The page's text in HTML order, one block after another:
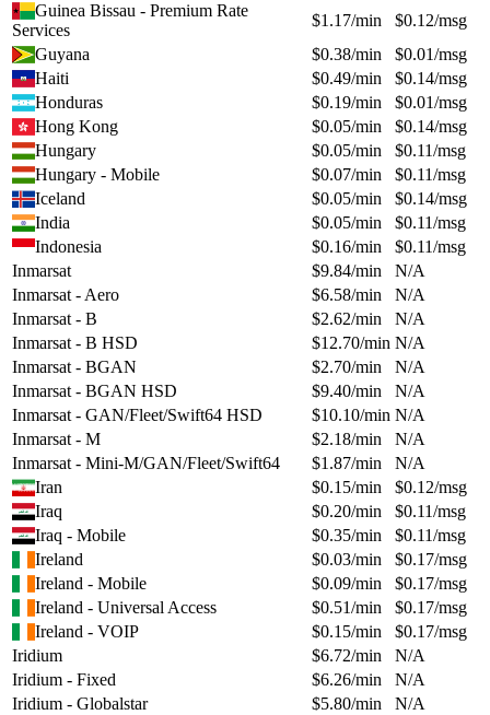
Guinea Bissau - Premium Rate
Services
$1.17/min $0.12/msg
Guyana
$0.38/min $0.01/msg
Haiti
$0.49/min $0.14/msg
Honduras
$0.19/min $0.01/msg
Hong Kong
$0.05/min $0.14/msg
Hungary
$0.05/min $0.11/msg
Hungary - Mobile
$0.07/min $0.11/msg
Iceland
$0.05/min $0.14/msg
India
$0.05/min $0.11/msg
Indonesia
$0.16/min $0.11/msg
Inmarsat
$9.84/min
N/A
Inmarsat - Aero
$6.58/min
N/A
Inmarsat - B
$2.62/min
N/A
Inmarsat - B HSD
$12.70/min N/A
Inmarsat - BGAN
$2.70/min
N/A
Inmarsat - BGAN HSD
$9.40/min
N/A
Inmarsat - GAN/Fleet/Swift64 HSD
$10.10/min N/A
Inmarsat - M
$2.18/min
N/A
Inmarsat - Mini-M/GAN/Fleet/Swift64
$1.87/min
N/A
Iran
$0.15/min $0.12/msg
Iraq
$0.20/min $0.11/msg
Iraq - Mobile
$0.35/min $0.11/msg
Ireland
$0.03/min $0.17/msg
Ireland - Mobile
$0.09/min $0.17/msg
Ireland - Universal Access
$0.51/min $0.17/msg
Ireland - VOIP
$0.15/min $0.17/msg
Iridium
$6.72/min
N/A
Iridium - Fixed
$6.26/min
N/A
Iridium - Globalstar
$5.80/min
N/A